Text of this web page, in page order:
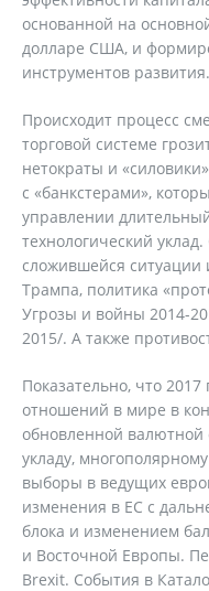
основанной на
долларе США, и
инструментов развития.
Происходит процесс
торговой системе
нетократы и
с «банкстерами»,
управлении
технологический
сложившейся
Трампа, политика
Угрозы и войны 2014-
2015/. А также
Показательно, что
отношений в мире в
обновленной валютной
укладу,
выборы в ведущих
изменения в ЕС с
блока и изменением
и Восточной Европы.
Brexit. События в